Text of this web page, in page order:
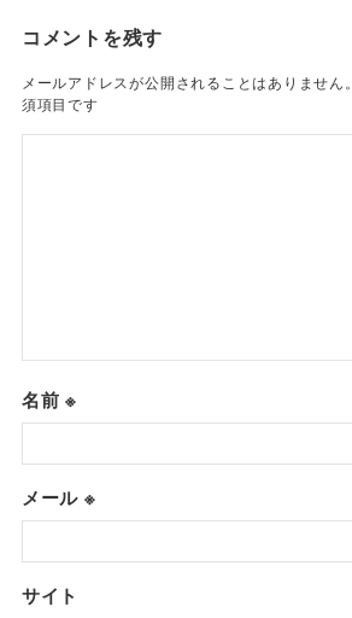
コメントを残す
メールアドレスが公開されることはありません。
須項目です
名前※
メール ※
サイト